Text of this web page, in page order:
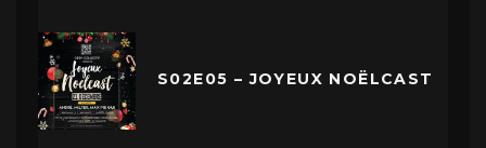
S02E05 – JOYEUX NOËLCAST